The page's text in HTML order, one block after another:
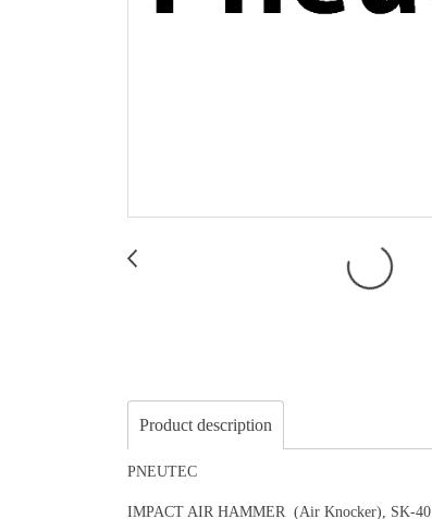
Product description
PNEUTEC
IMPACT AIR HAMMER (Air Knocker), SK-40